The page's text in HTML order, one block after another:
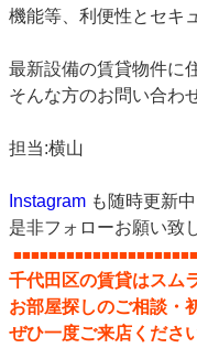
機能等、利便性とセキ
最新設備の賃貸物件に
そんな方のお問い合わ
担当:横山
Instagram も随時更新中
是非フォローお願い致
千代田区の賃貸はスム
お部屋探しのご相談・
ぜひ一度ご来店くださ